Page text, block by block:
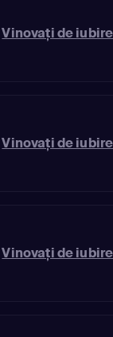
Vinovaţi de iubire
Vinovaţi de iubire
Vinovaţi de iubire